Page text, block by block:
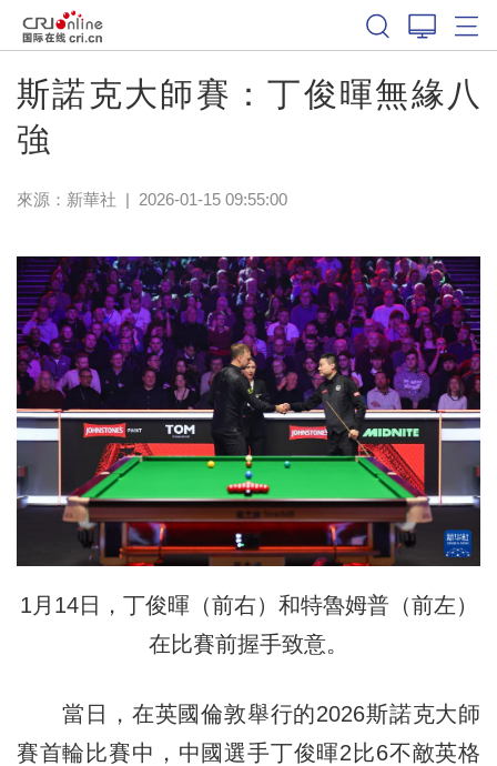
斯諾克大師賽：丁俊暉無緣八
強
來源：新華社 | 2026-01-15 09:55:00
1月14日，丁俊暉（前右）和特魯姆普（前左）
在比賽前握手致意。
當日，在英國倫敦舉行的2026斯諾克大師
賽首輪比賽中，中國選手丁俊暉2比6不敵英格